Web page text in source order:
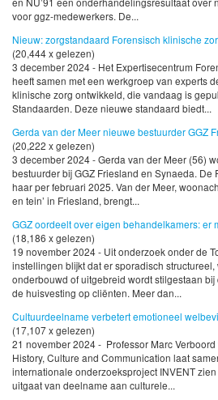
voor ggz-medewerkers. De...
Nieuw: zorgstandaard Forensisch klinische
(20,444 x gelezen)
3 december 2024 - Het Expertisecentrum
heeft samen met een werkgroep van experts
klinische zorg ontwikkeld, die vandaag is
Standaarden. Deze nieuwe standaard biedt...
Gerda van der Meer nieuwe bestuurder GGZ
(20,222 x gelezen)
3 december 2024 - Gerda van der Meer (56)
bestuurder bij GGZ Friesland en Synaeda. De
haar per februari 2025. Van der Meer,
en tein’ in Friesland, brengt...
GGZ oordeelt over eigen behandelkamers: er
(18,186 x gelezen)
19 november 2024 - Uit onderzoek onder de
instellingen blijkt dat er sporadisch
onderbouwd of uitgebreid wordt stilgestaan
de huisvesting op cliënten. Meer dan...
Cultuurdeelname verbetert emotioneel
(17,107 x gelezen)
21 november 2024 - Professor Marc
History, Culture and Communication laat
internationale onderzoeksproject INVENT
uitgaat van deelname aan culturele...